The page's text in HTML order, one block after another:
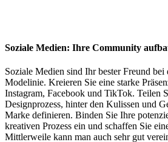
Soziale Medien: Ihre Community
Soziale Medien sind Ihr bester Freund
Modelinie. Kreieren Sie eine starke
Instagram, Facebook und TikTok. Teilen
Designprozess, hinter den Kulissen und
Marke definieren. Binden Sie Ihre
kreativen Prozess ein und schaffen Sie
Mittlerweile kann man auch sehr gut